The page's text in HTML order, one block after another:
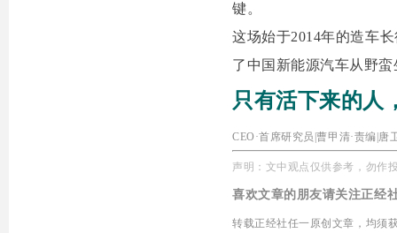
键。
这场始于2014年的造车
了中国新能源汽车从野
只有活下来的人
CEO ·首席研究员 |曹甲清·责编|唐
声明：文中观点仅供参考，勿作
喜欢文章的朋友请关注正经
转载正经社任一原创文章，均须